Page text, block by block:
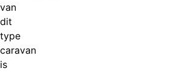
van
dit
type
caravan
is